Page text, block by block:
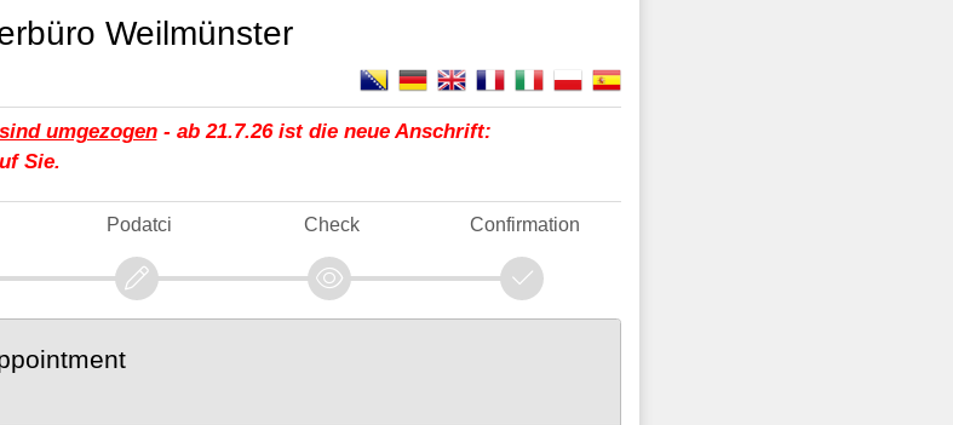
Weilmünster
umgezogen- ab 21.7.26 ist die neue Anschrift:
Sie.
Podatci Check Confirmation